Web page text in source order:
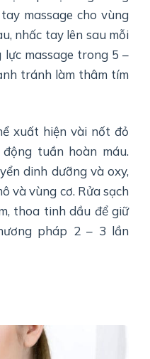
massage cho vùng
nhấc tay lên sau mỗi
lực massage trong 5 –
tránh làm thâm tím
xuất hiện vài nốt đỏ
tuần hoàn máu.
dinh dưỡng và oxy,
và vùng cơ. Rửa sạch
thoa tinh dầu để giữ
pháp 2 – 3 lần